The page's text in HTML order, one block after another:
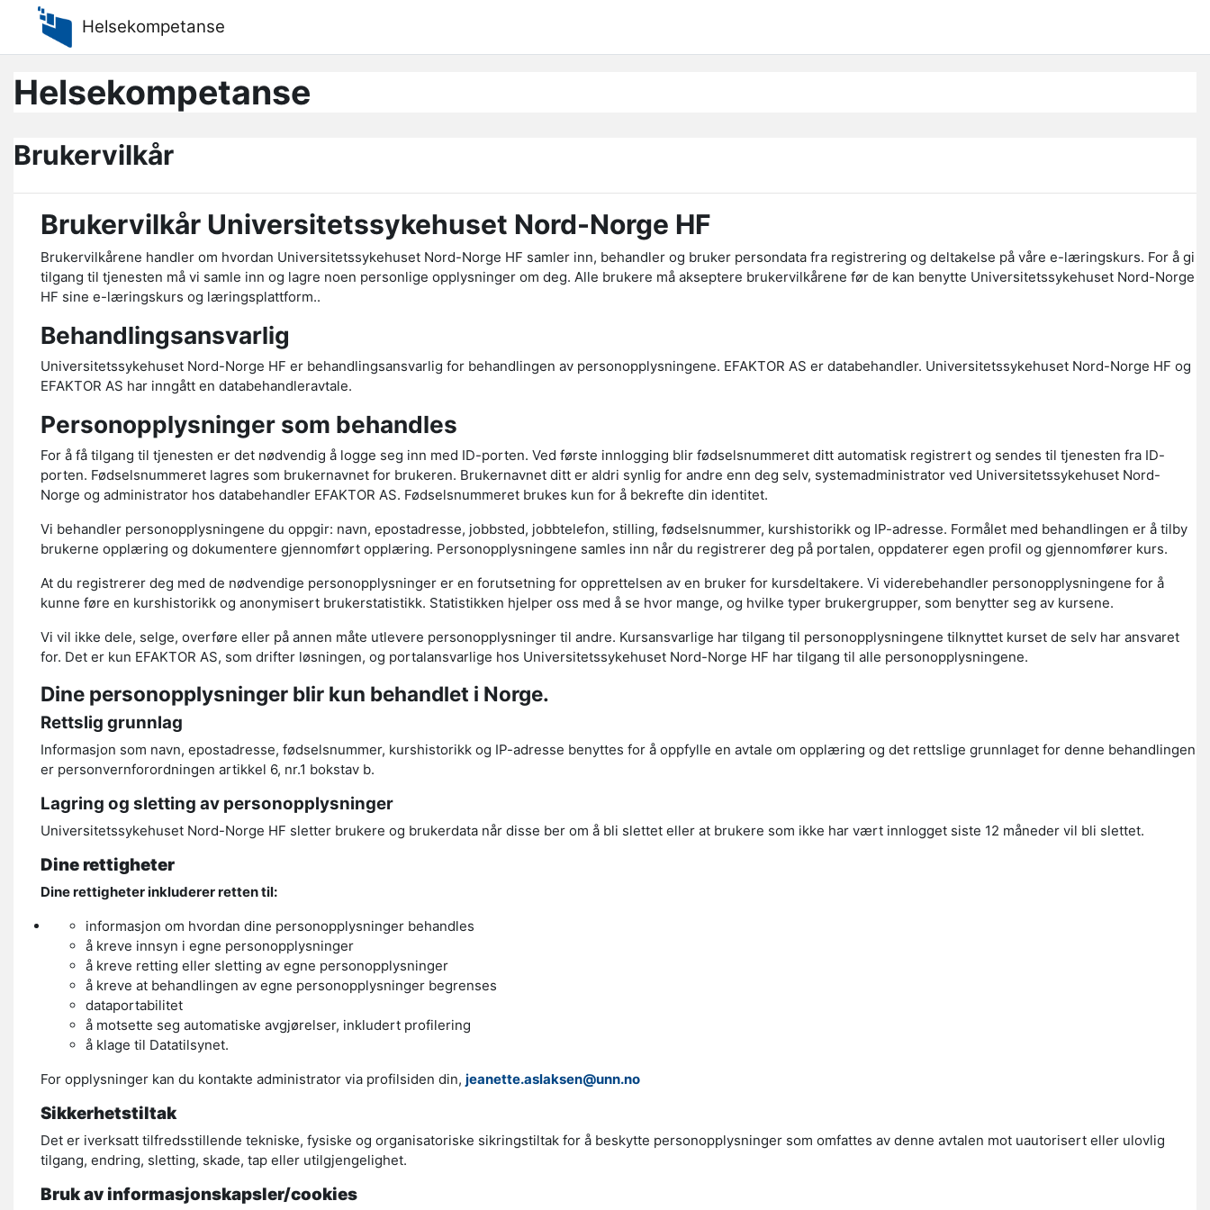
Gå til hovedinnhold
Helsekompetanse
Helsekompetanse
Brukervilkår
Brukervilkår Universitetssykehuset Nord-Norge HF
Brukervilkårene handler om hvordan Universitetssykehuset Nord-Norge HF samler inn, behandler og bruker persondata fra registrering og deltakelse på våre e-læringskurs. For å gi
tilgang til tjenesten må vi samle inn og lagre noen personlige opplysninger om deg. Alle brukere må akseptere brukervilkårene før de kan benytte Universitetssykehuset Nord-Norge
HF sine e-læringskurs og læringsplattform..
Behandlingsansvarlig
Universitetssykehuset Nord-Norge HF er behandlingsansvarlig for behandlingen av personopplysningene. EFAKTOR AS er databehandler. Universitetssykehuset Nord-Norge HF og
EFAKTOR AS har inngått en databehandleravtale.
Personopplysninger som behandles
For å få tilgang til tjenesten er det nødvendig å logge seg inn med ID-porten. Ved første innlogging blir fødselsnummeret ditt automatisk registrert og sendes til tjenesten fra ID-
porten. Fødselsnummeret lagres som brukernavnet for brukeren. Brukernavnet ditt er aldri synlig for andre enn deg selv, systemadministrator ved Universitetssykehuset Nord-
Norge og administrator hos databehandler EFAKTOR AS. Fødselsnummeret brukes kun for å bekrefte din identitet.
Vi behandler personopplysningene du oppgir: navn, epostadresse, jobbsted, jobbtelefon, stilling, fødselsnummer, kurshistorikk og IP-adresse. Formålet med behandlingen er å tilby
brukerne opplæring og dokumentere gjennomført opplæring. Personopplysningene samles inn når du registrerer deg på portalen, oppdaterer egen profil og gjennomfører kurs.
At du registrerer deg med de nødvendige personopplysninger er en forutsetning for opprettelsen av en bruker for kursdeltakere. Vi viderebehandler personopplysningene for å
kunne føre en kurshistorikk og anonymisert brukerstatistikk. Statistikken hjelper oss med å se hvor mange, og hvilke typer brukergrupper, som benytter seg av kursene.
Vi vil ikke dele, selge, overføre eller på annen måte utlevere personopplysninger til andre. Kursansvarlige har tilgang til personopplysningene tilknyttet kurset de selv har ansvaret
for. Det er kun EFAKTOR AS, som drifter løsningen, og portalansvarlige hos Universitetssykehuset Nord-Norge HF har tilgang til alle personopplysningene.
Dine personopplysninger blir kun behandlet i Norge.
Rettslig grunnlag
Informasjon som navn, epostadresse, fødselsnummer, kurshistorikk og IP-adresse benyttes for å oppfylle en avtale om opplæring og det rettslige grunnlaget for denne behandlingen
er personvernforordningen artikkel 6, nr.1 bokstav b.
Lagring og sletting av personopplysninger
Universitetssykehuset Nord-Norge HF sletter brukere og brukerdata når disse ber om å bli slettet eller at brukere som ikke har vært innlogget siste 12 måneder vil bli slettet.
Dine rettigheter
Dine rettigheter inkluderer retten til:
informasjon om hvordan dine personopplysninger behandles
å kreve innsyn i egne personopplysninger
å kreve retting eller sletting av egne personopplysninger
å kreve at behandlingen av egne personopplysninger begrenses
dataportabilitet
å motsette seg automatiske avgjørelser, inkludert profilering
å klage til Datatilsynet.
For opplysninger kan du kontakte administrator via profilsiden din, jeanette.aslaksen@unn.no
Sikkerhetstiltak
Det er iverksatt tilfredsstillende tekniske, fysiske og organisatoriske sikringstiltak for å beskytte personopplysninger som omfattes av denne avtalen mot uautorisert eller ulovlig
tilgang, endring, sletting, skade, tap eller utilgjengelighet.
Bruk av informasjonskapsler/cookies